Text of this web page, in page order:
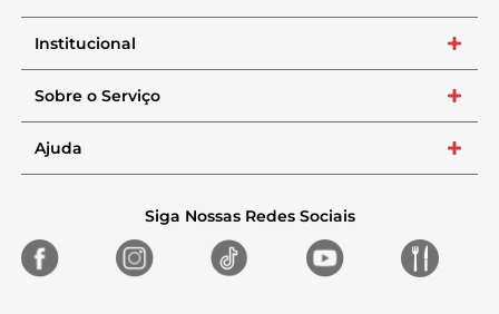
Institucional +
Sobre o Serviço +
Ajuda +
Siga Nossas Redes Sociais